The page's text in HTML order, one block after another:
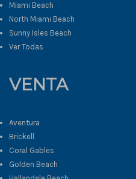
Miami Beach
North Miami Beach
Sunny Isles Beach
Ver Todas
VENTA
Aventura
Brickell
Coral Gables
Golden Beach